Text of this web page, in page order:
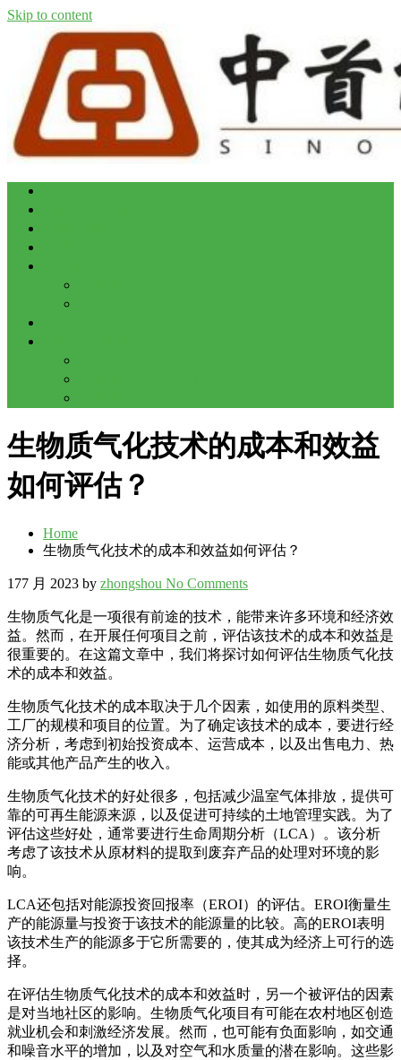
Skip to content
生物质气化技术的成本和效益
如何评估？
Home
生物质气化技术的成本和效益如何评估？
177 月 2023 by zhongshou No Comments
生物质气化是一项很有前途的技术，能带来许多环境和经济效
益。然而，在开展任何项目之前，评估该技术的成本和效益是
很重要的。在这篇文章中，我们将探讨如何评估生物质气化技
术的成本和效益。
生物质气化技术的成本取决于几个因素，如使用的原料类型、
工厂的规模和项目的位置。为了确定该技术的成本，要进行经
济分析，考虑到初始投资成本、运营成本，以及出售电力、热
能或其他产品产生的收入。
生物质气化技术的好处很多，包括减少温室气体排放，提供可
靠的可再生能源来源，以及促进可持续的土地管理实践。为了
评估这些好处，通常要进行生命周期分析（LCA）。该分析
考虑了该技术从原材料的提取到废弃产品的处理对环境的影
响。
LCA还包括对能源投资回报率（EROI）的评估。EROI衡量生
产的能源量与投资于该技术的能源量的比较。高的EROI表明
该技术生产的能源多于它所需要的，使其成为经济上可行的选
择。
在评估生物质气化技术的成本和效益时，另一个被评估的因素
是对当地社区的影响。生物质气化项目有可能在农村地区创造
就业机会和刺激经济发展。然而，也可能有负面影响，如交通
和噪音水平的增加，以及对空气和水质量的潜在影响。这些影